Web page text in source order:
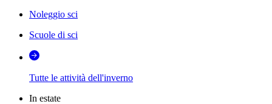
Noleggio sci
Scuole di sci
Tutte le attività dell'inverno
In estate